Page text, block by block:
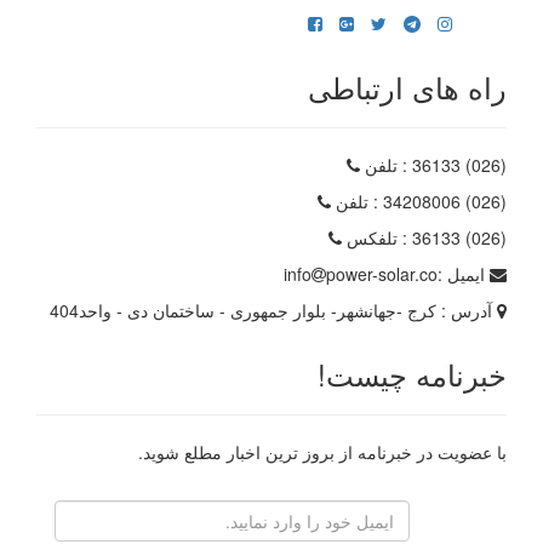
راه های ارتباطی
(026) 36133
: تلفن
(026) 34208006
: تلفن
(026) 36133
: تلفکس
ایمیل :
info
power-solar.co
آدرس : کرج -جهانشهر- بلوار جمهوری - ساختمان دی - واحد404
خبرنامه چیست!
با عضویت در خبرنامه از بروز ترین اخبار مطلع شوید.